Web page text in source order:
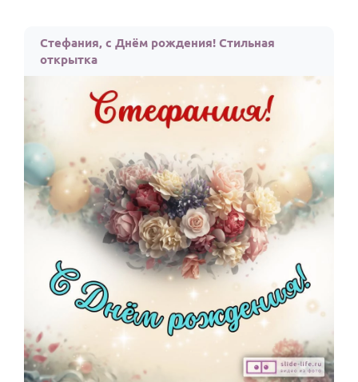
Стефания, с Днём рождения! Стильная
открытка